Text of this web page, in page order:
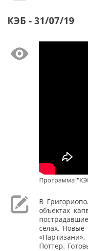
КЭБ - 31/07/19
Программа
В
объектах
сёлах.
Поттер.